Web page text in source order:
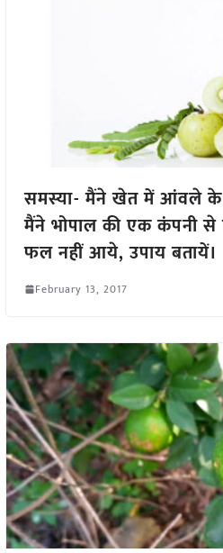
समस्या- मैंने खेत में आंवले के
मैंने भोपाल की एक कंपनी से
फल नहीं आये, उपाय बतायें।
February 13, 2017